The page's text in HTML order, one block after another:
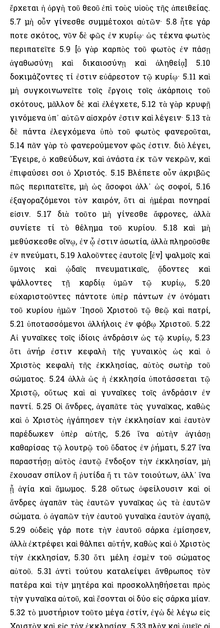
ἔρχεται ἡ ὀργὴ τοῦ θεοῦ ἐπὶ τοὺς υἱοὺς τῆς ἀπειθείας.
5.7 μὴ οὖν γίνεσθε συμμέτοχοι αὐτῶν· 5.8 ἦτε γάρ
ποτε σκότος, νῦν δὲ φῶς ἐν κυρίῳ· ὡς τέκνα φωτὸς
περιπατεῖτε 5.9 [ὁ γὰρ καρπὸς τοῦ φωτὸς ἐν πάσῃ
ἀγαθωσύνῃ καὶ δικαιοσύνῃ καὶ ἀληθείᾳ] 5.10
δοκιμάζοντες τί ἐστιν εὐάρεστον τῷ κυρίῳ· 5.11 καὶ
μὴ συγκοινωνεῖτε τοῖς ἔργοις τοῖς ἀκάρποις τοῦ
σκότους, μᾶλλον δὲ καὶ ἐλέγχετε, 5.12 τὰ γὰρ κρυφῇ
γινόμενα ὑπ᾽ αὐτῶν αἰσχρόν ἐστιν καὶ λέγειν· 5.13 τὰ
δὲ πάντα ἐλεγχόμενα ὑπὸ τοῦ φωτὸς φανεροῦται,
5.14 πᾶν γὰρ τὸ φανερούμενον φῶς ἐστιν. διὸ λέγει,
῎Εγειρε, ὁ καθεύδων, καὶ ἀνάστα ἐκ τῶν νεκρῶν, καὶ
ἐπιφαύσει σοι ὁ Χριστός. 5.15 Βλέπετε οὖν ἀκριβῶς
πῶς περιπατεῖτε, μὴ ὡς ἄσοφοι ἀλλ᾽ ὡς σοφοί, 5.16
ἐξαγοραζόμενοι τὸν καιρόν, ὅτι αἱ ἡμέραι πονηραί
εἰσιν. 5.17 διὰ τοῦτο μὴ γίνεσθε ἄφρονες, ἀλλὰ
συνίετε τί τὸ θέλημα τοῦ κυρίου. 5.18 καὶ μὴ
μεθύσκεσθε οἴνῳ, ἐν ᾧ ἐστιν ἀσωτία, ἀλλὰ πληροῦσθε
ἐν πνεύματι, 5.19 λαλοῦντες ἑαυτοῖς [ἐν] ψαλμοῖς καὶ
ὕμνοις καὶ ᾠδαῖς πνευματικαῖς, ᾄδοντες καὶ
ψάλλοντες τῇ καρδίᾳ ὑμῶν τῷ κυρίῳ, 5.20
εὐχαριστοῦντες πάντοτε ὑπὲρ πάντων ἐν ὀνόματι
τοῦ κυρίου ἡμῶν ᾽Ιησοῦ Χριστοῦ τῷ θεῷ καὶ πατρί,
5.21 ὑποτασσόμενοι ἀλλήλοις ἐν φόβῳ Χριστοῦ. 5.22
Αἱ γυναῖκες τοῖς ἰδίοις ἀνδράσιν ὡς τῷ κυρίῳ, 5.23
ὅτι ἀνήρ ἐστιν κεφαλὴ τῆς γυναικὸς ὡς καὶ ὁ
Χριστὸς κεφαλὴ τῆς ἐκκλησίας, αὐτὸς σωτὴρ τοῦ
σώματος. 5.24 ἀλλὰ ὡς ἡ ἐκκλησία ὑποτάσσεται τῷ
Χριστῷ, οὕτως καὶ αἱ γυναῖκες τοῖς ἀνδράσιν ἐν
παντί. 5.25 Οἱ ἄνδρες, ἀγαπᾶτε τὰς γυναῖκας, καθὼς
καὶ ὁ Χριστὸς ἠγάπησεν τὴν ἐκκλησίαν καὶ ἑαυτὸν
παρέδωκεν ὑπὲρ αὐτῆς, 5.26 ἵνα αὐτὴν ἁγιάσῃ
καθαρίσας τῷ λουτρῷ τοῦ ὕδατος ἐν ῥήματι, 5.27 ἵνα
παραστήσῃ αὐτὸς ἑαυτῷ ἔνδοξον τὴν ἐκκλησίαν, μὴ
ἔχουσαν σπίλον ἢ ῥυτίδα ἤ τι τῶν τοιούτων, ἀλλ᾽ ἵνα
ᾖ ἁγία καὶ ἄμωμος. 5.28 οὕτως ὀφείλουσιν καὶ οἱ
ἄνδρες ἀγαπᾶν τὰς ἑαυτῶν γυναῖκας ὡς τὰ ἑαυτῶν
σώματα. ὁ ἀγαπῶν τὴν ἑαυτοῦ γυναῖκα ἑαυτὸν ἀγαπᾷ,
5.29 οὐδεὶς γάρ ποτε τὴν ἑαυτοῦ σάρκα ἐμίσησεν,
ἀλλὰ ἐκτρέφει καὶ θάλπει αὐτήν, καθὼς καὶ ὁ Χριστὸς
τὴν ἐκκλησίαν, 5.30 ὅτι μέλη ἐσμὲν τοῦ σώματος
αὐτοῦ. 5.31 ἀντὶ τούτου καταλείψει ἄνθρωπος τὸν
πατέρα καὶ τὴν μητέρα καὶ προσκολληθήσεται πρὸς
τὴν γυναῖκα αὐτοῦ, καὶ ἔσονται οἱ δύο εἰς σάρκα μίαν.
5.32 τὸ μυστήριον τοῦτο μέγα ἐστίν, ἐγὼ δὲ λέγω εἰς
Χριστὸν καὶ εἰς τὴν ἐκκλησίαν. 5.33 πλὴν καὶ ὑμεῖς οἱ